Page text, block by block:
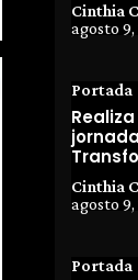
Cinthia
agosto
Portada
Cinthia
agosto
Portada